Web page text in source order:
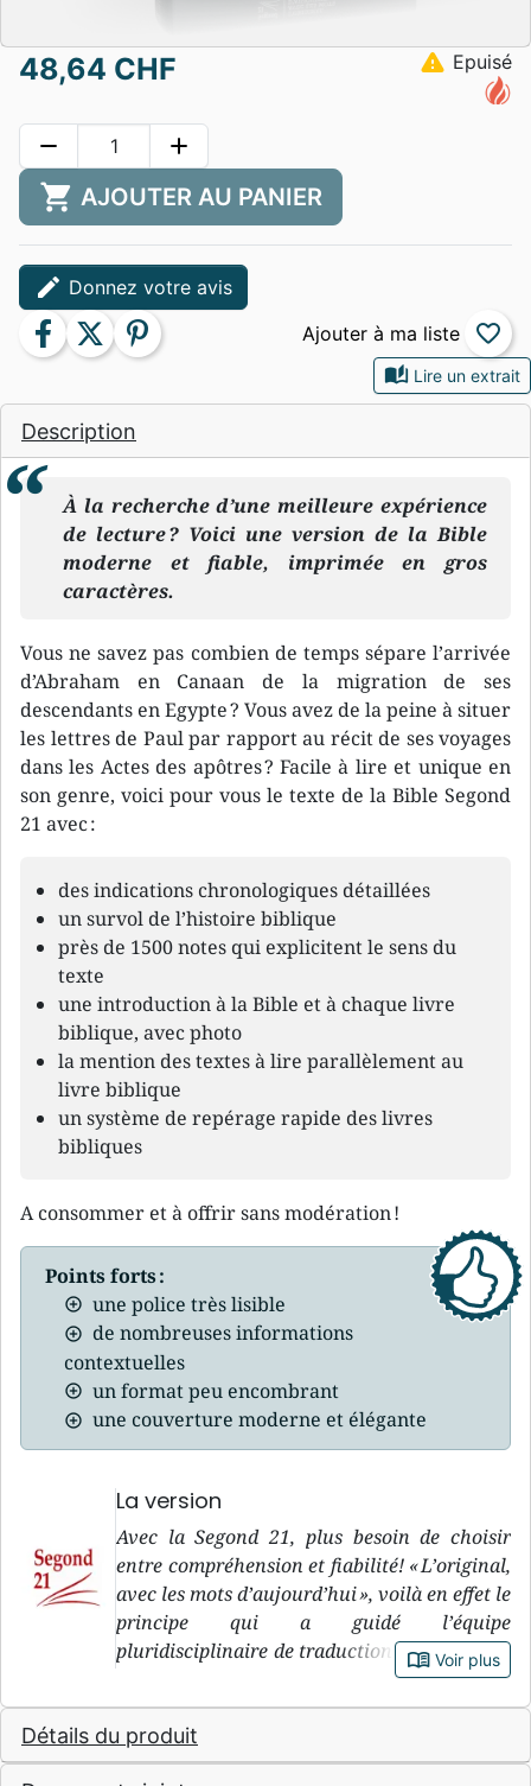
auto_stories Lire un extrait
Description
À la recherche d’une meilleure expérience
de lecture ? Voici une version de la Bible
moderne et fiable, imprimée en gros
caractères.
Vous ne savez pas combien de temps sépare l’arrivée
d’Abraham en Canaan de la migration de ses
descendants en Egypte ? Vous avez de la peine à situer
les lettres de Paul par rapport au récit de ses voyages
dans les Actes des apôtres ? Facile à lire et unique en
son genre, voici pour vous le texte de la Bible Segond
21 avec :
des indications chronologiques détaillées
un survol de l’histoire biblique
près de 1500 notes qui explicitent le sens du
texte
une introduction à la Bible et à chaque livre
biblique, avec photo
la mention des textes à lire parallèlement au
livre biblique
un système de repérage rapide des livres
bibliques
A consommer et à offrir sans modération !
Points forts :
une police très lisible
de nombreuses informations
contextuelles
un format peu encombrant
une couverture moderne et élégante
La version
Avec la Segond 21, plus besoin de choisir
entre compréhension et fiabilité! « L’original,
avec les mots d’aujourd’hui », voilà en effet le
principe qui a guidé l’équipe
pluridisciplinaire de traduction de la version
Segond 21, pendant sa douzaine d’années de
travail. « L’original » : le premier objectif de
la Segond 21, c’est de rester le plus fidèle
possible à ce que dit le texte biblique dans les
book_open Voir plus
Détails du produit
48,64 CHF warning Epuisé
remove add
shopping_cart AJOUTER AU PANIER
edit Donnez votre avis
facebook twitter pinterest favorite_border